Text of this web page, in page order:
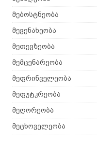
მებოსტნეობა
მევენახეობა
მეთევზეობა
მემცენარეობა
მეფრინველეობა
მეფუტკრეობა
მეღორეობა
მეცხოველეობა